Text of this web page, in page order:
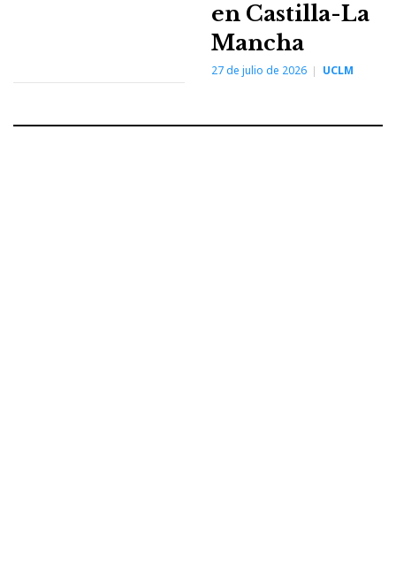
en Castilla-La
Mancha
27 de julio de 2026 UCLM